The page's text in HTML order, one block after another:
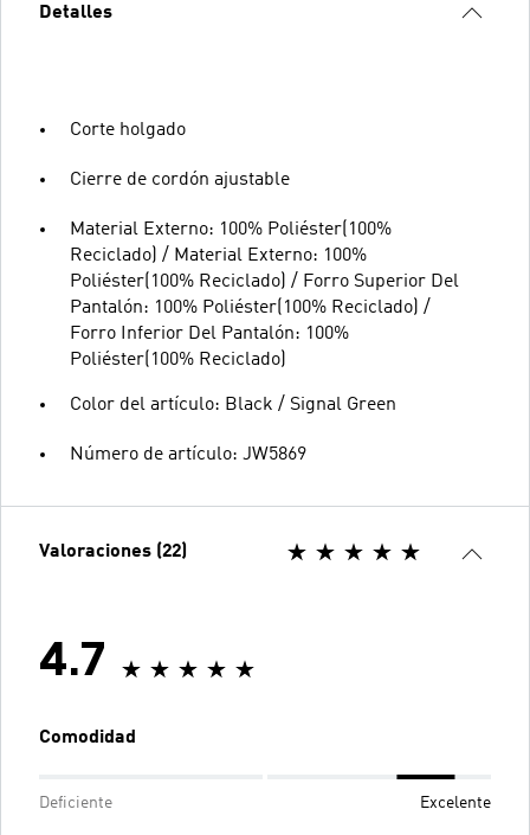
Detalles
Corte holgado
Cierre de cordón ajustable
Material Externo: 100% Poliéster(100%
Reciclado) / Material Externo: 100%
Poliéster(100% Reciclado) / Forro Superior Del
Pantalón: 100% Poliéster(100% Reciclado) /
Forro Inferior Del Pantalón: 100%
Poliéster(100% Reciclado)
Color del artículo: Black / Signal Green
Número de artículo: JW5869
Valoraciones (22)
4.7
Comodidad
Deficiente Excelente